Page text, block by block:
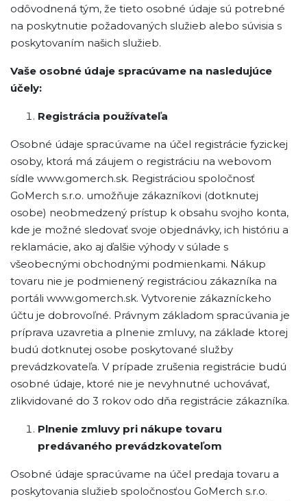
odôvodnená tým, že tieto osobné údaje sú potrebné
na poskytnutie požadovaných služieb alebo súvisia s
poskytovaním našich služieb.
Vaše osobné údaje spracúvame na nasledujúce
účely:
Registrácia používateľa
Osobné údaje spracúvame na účel registrácie fyzickej
osoby, ktorá má záujem o registráciu na webovom
sídle www.gomerch.sk. Registráciou spoločnosť
GoMerch s.r.o. umožňuje zákazníkovi (dotknutej
osobe) neobmedzený prístup k obsahu svojho konta,
kde je možné sledovať svoje objednávky, ich históriu a
reklamácie, ako aj ďalšie výhody v súlade s
všeobecnými obchodnými podmienkami. Nákup
tovaru nie je podmienený registráciou zákazníka na
portáli www.gomerch.sk. Vytvorenie zákazníckeho
účtu je dobrovoľné. Právnym základom spracúvania je
príprava uzavretia a plnenie zmluvy, na základe ktorej
budú dotknutej osobe poskytované služby
prevádzkovateľa. V prípade zrušenia registrácie budú
osobné údaje, ktoré nie je nevyhnutné uchovávať,
zlikvidované do 3 rokov odo dňa registrácie zákazníka.
Plnenie zmluvy pri nákupe tovaru
predávaného prevádzkovateľom
Osobné údaje spracúvame na účel predaja tovaru a
poskytovania služieb spoločnosťou GoMerch s.r.o.